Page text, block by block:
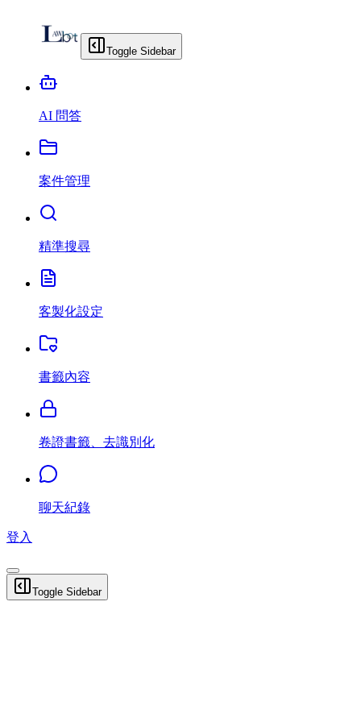
Toggle Sidebar
AI 問答
案件管理
精準搜尋
客製化設定
書籤內容
卷證書籤、去識別化
聊天紀錄
登入
Toggle Sidebar